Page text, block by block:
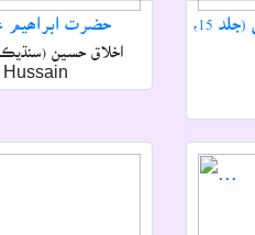
حضرت ابراھيم
اخلاق حسين
Hussain